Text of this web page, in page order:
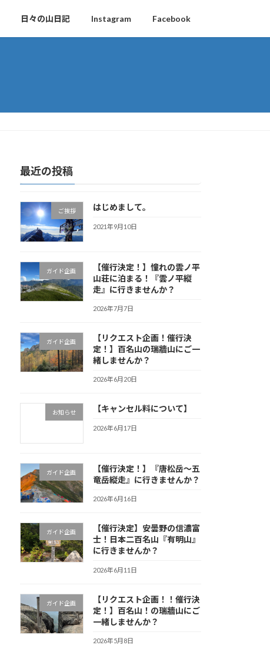
日々の山日記 Instagram Facebook
最近の投稿
ご挨拶 はじめまして。
2021年9月10日
ガイド企画
【催行決定！】憧れの雲ノ平
山荘に泊まる！『雲ノ平縦
走』に行きませんか？
2026年7月7日
ガイド企画
【リクエスト企画！催行決
定！】百名山の瑞牆山にご一
緒しませんか？
2026年6月20日
お知らせ 【キャンセル料について】
2026年6月17日
ガイド企画
【催行決定！】『唐松岳〜五
竜岳縦走』に行きませんか？
2026年6月16日
ガイド企画
【催行決定】安曇野の信濃富
士！日本二百名山『有明山』
に行きませんか？
2026年6月11日
ガイド企画
【リクエスト企画！！催行決
定！】百名山！の瑞牆山にご
一緒しませんか？
2026年5月8日